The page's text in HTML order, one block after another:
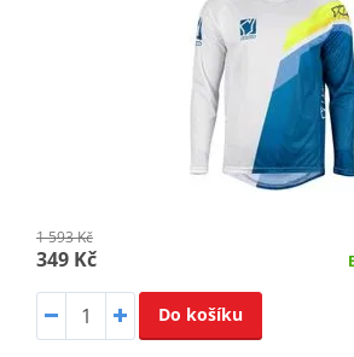
1 593 Kč
349 Kč
Do košíku